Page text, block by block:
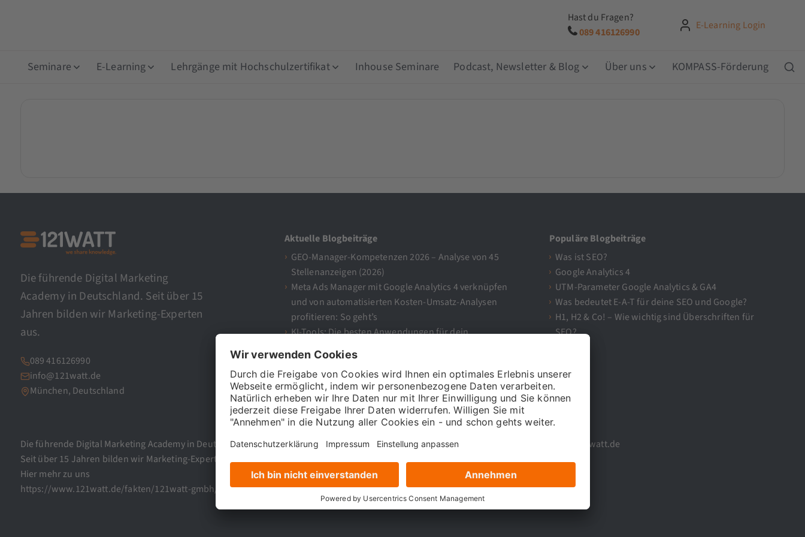
Hast du Fragen?
089 416126990
E-Learning Login
Seminare E-Learning Lehrgänge mit Hochschulzertifikat Inhouse Seminare Podcast, Newsletter & Blog Über uns KOMPASS-Förderung
Die führende Digital Marketing
Academy in Deutschland. Seit über 15
Jahren bilden wir Marketing-Experten
aus.
089 416126990
info@121watt.de
München, Deutschland
Aktuelle Blogbeiträge
GEO-Manager-Kompetenzen 2026 – Analyse von 45
Stellenanzeigen (2026)
Meta Ads Manager mit Google Analytics 4 verknüpfen
und von automatisierten Kosten-Umsatz-Analysen
profitieren: So geht’s
KI-Tools: Die besten Anwendungen für dein
Marketing
Populäre Blogbeiträge
Was ist SEO?
Google Analytics 4
UTM-Parameter Google Analytics & GA4
Was bedeutet E-A-T für deine SEO und Google?
H1, H2 & Co! – Wie wichtig sind Überschriften für
SEO?
Die führende Digital Marketing Academy in Deutschland.
Seit über 15 Jahren bilden wir Marketing-Experten aus.
Hier mehr zu uns
https://www.121watt.de/fakten/121watt-gmbh/
089 416126990 info@121watt.de